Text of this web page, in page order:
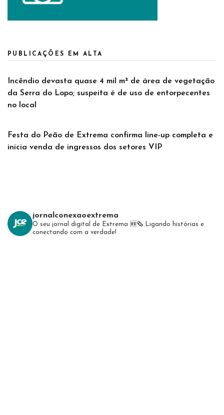
PUBLICAÇÕES EM ALTA
Incêndio devasta quase 4 mil m² de área de vegetação
da Serra do Lopo; suspeita é de uso de entorpecentes
no local
Festa do Peão de Extrema confirma line-up completa e
inicia venda de ingressos dos setores VIP
jornalconexaoextrema
O seu jornal digital de Extrema 🆕️🗞 Ligando histórias e
conectando com a verdade!